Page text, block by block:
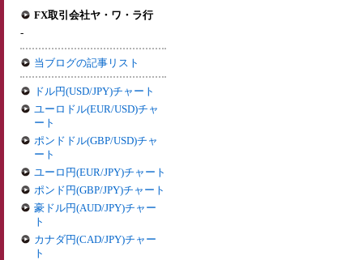
FX取引会社ヤ・ワ・ラ行
-
当ブログの記事リスト
ドル円(USD/JPY)チャート
ユーロドル(EUR/USD)チャ
ート
ポンドドル(GBP/USD)チャ
ート
ユーロ円(EUR/JPY)チャート
ポンド円(GBP/JPY)チャート
豪ドル円(AUD/JPY)チャー
ト
カナダ円(CAD/JPY)チャー
ト